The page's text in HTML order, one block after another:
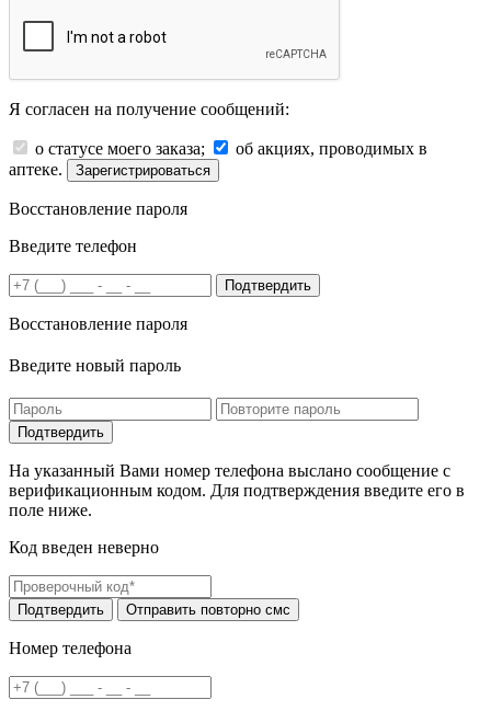
Я согласен на получение сообщений:
о статусе моего заказа;
об акциях, проводимых в
аптеке.
Зарегистрироваться
Восстановление пароля
Введите телефон
Подтвердить
Восстановление пароля
Введите новый пароль
На указанный Вами номер телефона выслано сообщение с
верификационным кодом. Для подтверждения введите его в
поле ниже.
Код введен неверно
Номер телефона